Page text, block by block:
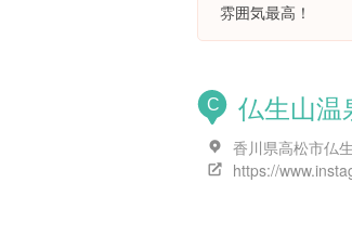
雰囲気最高！
C 仏生山温